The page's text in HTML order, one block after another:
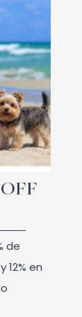
OFF
de
12% en